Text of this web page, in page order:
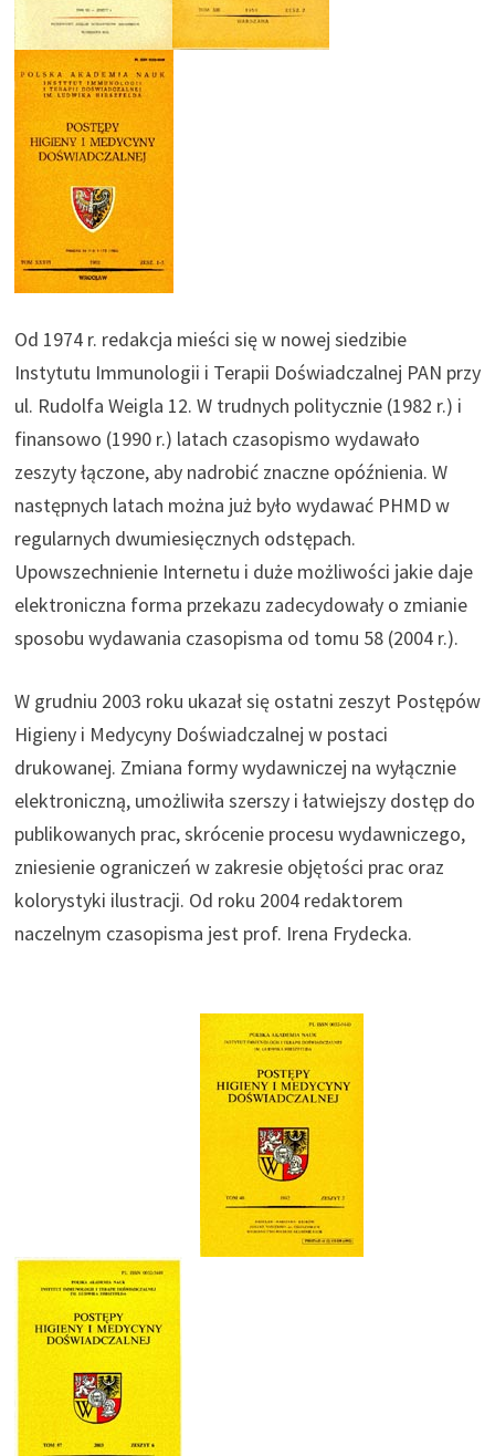
Od 1974 r. redakcja mieści się w nowej siedzibie
Instytutu Immunologii i Terapii Doświadczalnej PAN przy
ul. Rudolfa Weigla 12. W trudnych politycznie (1982 r.) i
finansowo (1990 r.) latach czasopismo wydawało
zeszyty łączone, aby nadrobić znaczne opóźnienia. W
następnych latach można już było wydawać PHMD w
regularnych dwumiesięcznych odstępach.
Upowszechnienie Internetu i duże możliwości jakie daje
elektroniczna forma przekazu zadecydowały o zmianie
sposobu wydawania czasopisma od tomu 58 (2004 r.).
W grudniu 2003 roku ukazał się ostatni zeszyt Postępów
Higieny i Medycyny Doświadczalnej w postaci
drukowanej. Zmiana formy wydawniczej na wyłącznie
elektroniczną, umożliwiła szerszy i łatwiejszy dostęp do
publikowanych prac, skrócenie procesu wydawniczego,
zniesienie ograniczeń w zakresie objętości prac oraz
kolorystyki ilustracji. Od roku 2004 redaktorem
naczelnym czasopisma jest prof. Irena Frydecka.